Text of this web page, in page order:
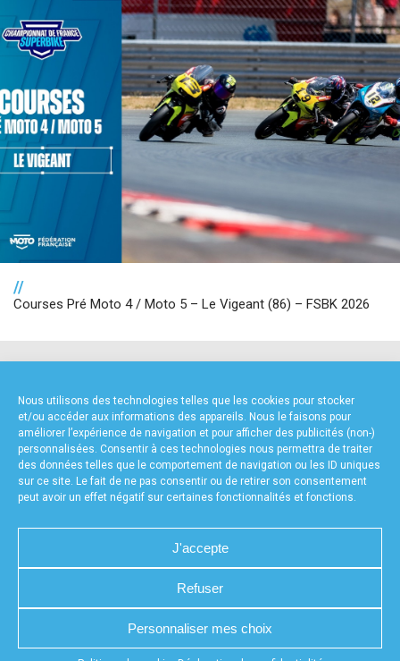
Nous utilisons des technologies telles que les cookies pour stocker
et/ou accéder aux informations des appareils. Nous le faisons pour
améliorer l’expérience de navigation et pour afficher des publicités (non-)
personnalisées. Consentir à ces technologies nous permettra de traiter
des données telles que le comportement de navigation ou les ID uniques
sur ce site. Le fait de ne pas consentir ou de retirer son consentement
peut avoir un effet négatif sur certaines fonctionnalités et fonctions.
J'accepte
Refuser
Personnaliser mes choix
//
Courses Pré Moto 4 / Moto 5 – Le Vigeant (86) – FSBK 2026
CHARTE DE CONFIDENTIALITÉ
NOUS CONTACTER
POLITIQUE DE COOKIES (UE)
DÉCLARATION DE CONFIDENTIALITÉ (UE)